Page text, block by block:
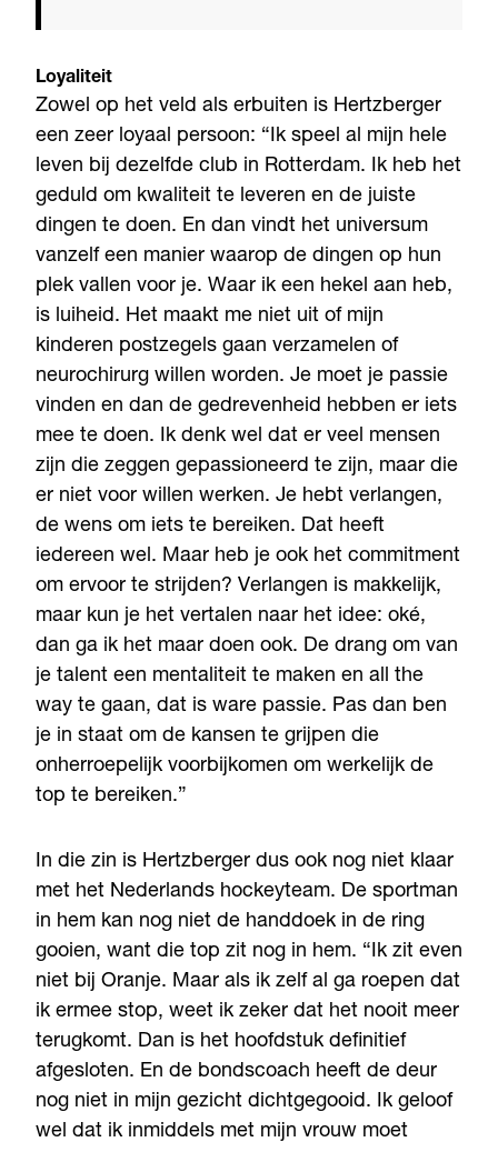
Loyaliteit
Zowel op het veld als erbuiten is Hertzberger
een zeer loyaal persoon: “Ik speel al mijn hele
leven bij dezelfde club in Rotterdam. Ik heb het
geduld om kwaliteit te leveren en de juiste
dingen te doen. En dan vindt het universum
vanzelf een manier waarop de dingen op hun
plek vallen voor je. Waar ik een hekel aan heb,
is luiheid. Het maakt me niet uit of mijn
kinderen postzegels gaan verzamelen of
neurochirurg willen worden. Je moet je passie
vinden en dan de gedrevenheid hebben er iets
mee te doen. Ik denk wel dat er veel mensen
zijn die zeggen gepassioneerd te zijn, maar die
er niet voor willen werken. Je hebt verlangen,
de wens om iets te bereiken. Dat heeft
iedereen wel. Maar heb je ook het commitment
om ervoor te strijden? Verlangen is makkelijk,
maar kun je het vertalen naar het idee: oké,
dan ga ik het maar doen ook. De drang om van
je talent een mentaliteit te maken en all the
way te gaan, dat is ware passie. Pas dan ben
je in staat om de kansen te grijpen die
onherroepelijk voorbijkomen om werkelijk de
top te bereiken.”
In die zin is Hertzberger dus ook nog niet klaar
met het Nederlands hockeyteam. De sportman
in hem kan nog niet de handdoek in de ring
gooien, want die top zit nog in hem. “Ik zit even
niet bij Oranje. Maar als ik zelf al ga roepen dat
ik ermee stop, weet ik zeker dat het nooit meer
terugkomt. Dan is het hoofdstuk definitief
afgesloten. En de bondscoach heeft de deur
nog niet in mijn gezicht dichtgegooid. Ik geloof
wel dat ik inmiddels met mijn vrouw moet